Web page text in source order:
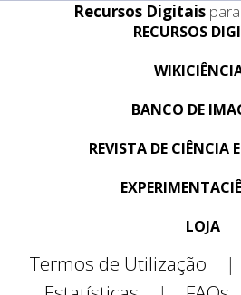
Recursos Digitais para
RECURSOS
BANCO DE
REVISTA DE CIÊNCIA
LOJA
Termos de Utilização |